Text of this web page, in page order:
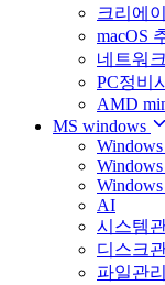
크리에
macOS
네트워
PC정비
AMD
MS windows
AI
시스템
디스크
파일관리